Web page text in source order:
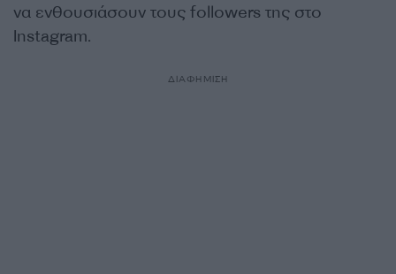
να ενθουσιάσουν τους followers της στο
Instagram.
ΔΙΑΦΗΜΙΣΗ